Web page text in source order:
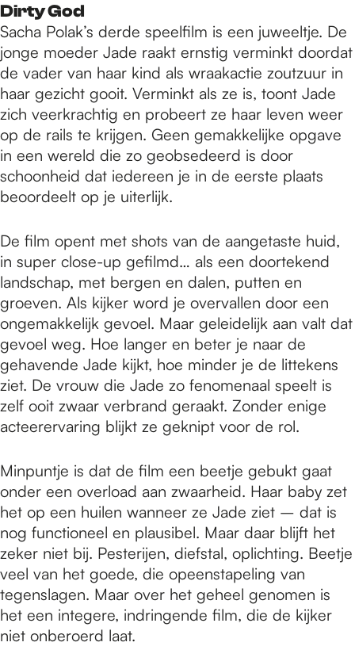
Dirty God
Sacha Polak’s derde speelfilm is een juweeltje. De
jonge moeder Jade raakt ernstig verminkt doordat
de vader van haar kind als wraakactie zoutzuur in
haar gezicht gooit. Verminkt als ze is, toont Jade
zich veerkrachtig en probeert ze haar leven weer
op de rails te krijgen. Geen gemakkelijke opgave
in een wereld die zo geobsedeerd is door
schoonheid dat iedereen je in de eerste plaats
beoordeelt op je uiterlijk.
De film opent met shots van de aangetaste huid,
in super close-up gefilmd… als een doortekend
landschap, met bergen en dalen, putten en
groeven. Als kijker word je overvallen door een
ongemakkelijk gevoel. Maar geleidelijk aan valt dat
gevoel weg. Hoe langer en beter je naar de
gehavende Jade kijkt, hoe minder je de littekens
ziet. De vrouw die Jade zo fenomenaal speelt is
zelf ooit zwaar verbrand geraakt. Zonder enige
acteerervaring blijkt ze geknipt voor de rol.
Minpuntje is dat de film een beetje gebukt gaat
onder een overload aan zwaarheid. Haar baby zet
het op een huilen wanneer ze Jade ziet – dat is
nog functioneel en plausibel. Maar daar blijft het
zeker niet bij. Pesterijen, diefstal, oplichting. Beetje
veel van het goede, die opeenstapeling van
tegenslagen. Maar over het geheel genomen is
het een integere, indringende film, die de kijker
niet onberoerd laat.